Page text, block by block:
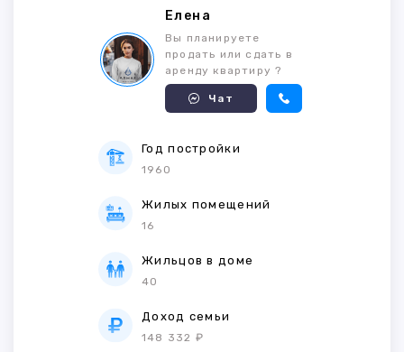
Елена
Вы планируете
продать или сдать в
аренду квартиру ?
Чат
Год постройки
1960
Жилых помещений
16
Жильцов в доме
40
Доход семьи
148 332 ₽